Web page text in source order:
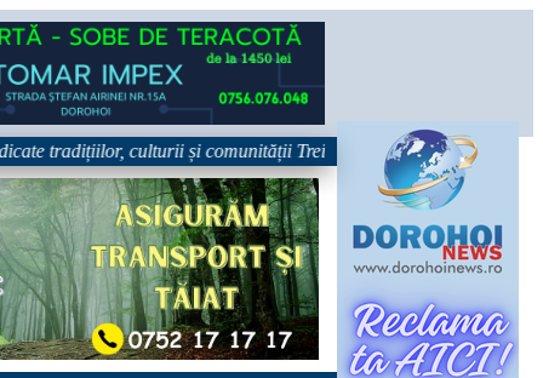
culturii și comunității Trei tradiții. Un singur eveniment. O